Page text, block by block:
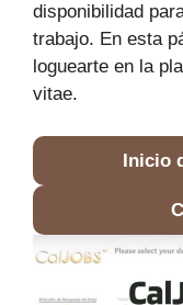
disponibilidad
trabajo. En esta
loguearte en la
vitae.
Inicio